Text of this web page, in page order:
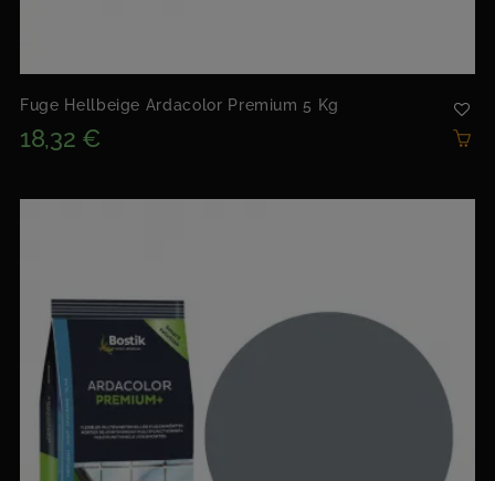
Fuge Hellbeige Ardacolor Premium 5 Kg
18,32 €